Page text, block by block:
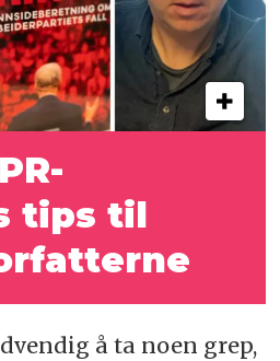
tips til
å ta noen grep,